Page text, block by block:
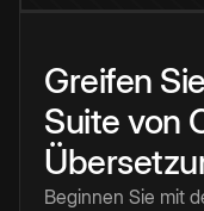
Greifen
Suite von
Beginnen Sie mit